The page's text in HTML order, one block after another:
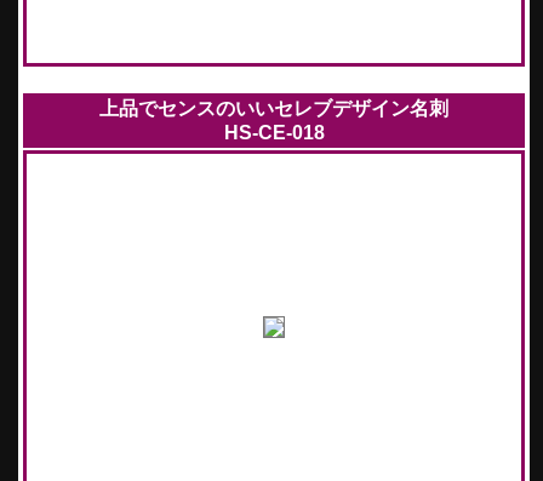
上品でセンスのいいセレブデザイン名刺
HS-CE-018